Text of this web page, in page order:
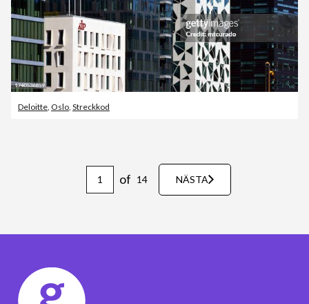
Deloitte Oslo Streckkod
of 14 NÄSTA